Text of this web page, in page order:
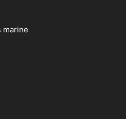
marine